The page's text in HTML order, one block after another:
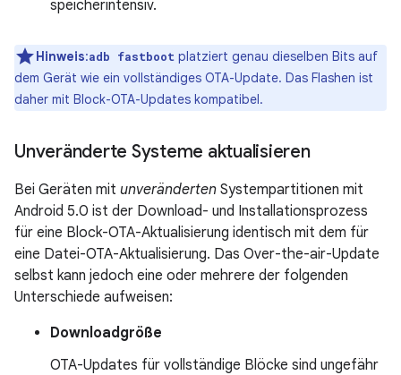
speicherintensiv.
Hinweis:adb fastboot platziert genau dieselben Bits auf
dem Gerät wie ein vollständiges OTA-Update. Das Flashen ist
daher mit Block-OTA-Updates kompatibel.
Unveränderte Systeme aktualisieren
Bei Geräten mit unveränderten Systempartitionen mit
Android 5.0 ist der Download- und Installationsprozess
für eine Block-OTA-Aktualisierung identisch mit dem für
eine Datei-OTA-Aktualisierung. Das Over-the-air-Update
selbst kann jedoch eine oder mehrere der folgenden
Unterschiede aufweisen:
Downloadgröße
OTA-Updates für vollständige Blöcke sind ungefähr